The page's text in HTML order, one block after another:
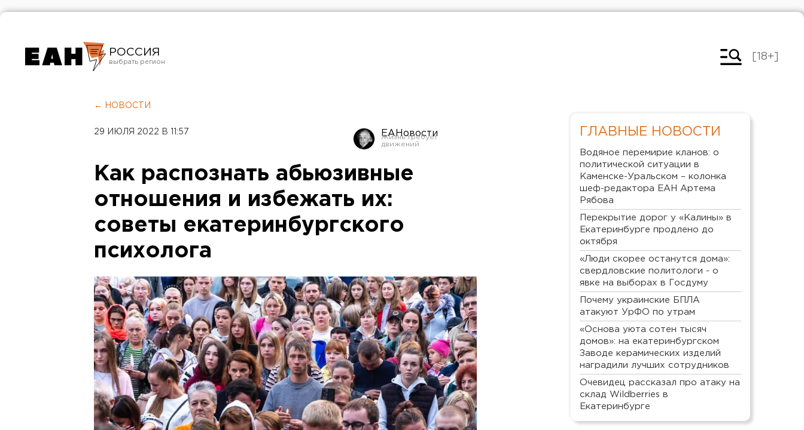
РОССИЯ
Челябинск
[18+]
← НОВОСТИ
29 ИЮЛЯ 2022 В 11:57 ЕАНовости
Как распознать абьюзивные
отношения и избежать их:
советы екатеринбургского
психолога
ГЛАВНЫЕ НОВОСТИ
Водяное перемирие кланов: о
политической ситуации в
Каменске-Уральском – колонка
шеф-редактора ЕАН Артема
Рябова
Перекрытие дорог у «Калины» в
Екатеринбурге продлено до
октября
«Люди скорее останутся дома»:
свердловские политологи - о
явке на выборах в Госдуму
Почему украинские БПЛА
атакуют УрФО по утрам
«Основа уюта сотен тысяч
домов»: на екатеринбургском
Заводе керамических изделий
наградили лучших сотрудников
Очевидец рассказал про атаку на
склад Wildberries в
Екатеринбурге